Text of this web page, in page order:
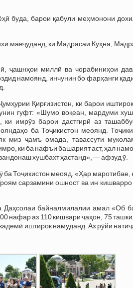
буда, барои қабули меҳмонони
мавҷуданд, ки Мадрасаи Кӯҳна,
ҷашнҳои миллӣ ва чорабиниҳои
намоянд, инчунин бо фарҳанги
Қирғизистон, ки барои
гуфт: «Шумо воқеан, мардуми
имрӯз барои дастгирӣ аз
ба Тоҷикистон меоянд.
миз ҷамъ омада, тавассути
ки ба нафъи башарият аст, ҳал
хушбахт ҳастанд», — афзуд ӯ.
ба Тоҷикистон меояд. «Ҳар маротибае,
сарзамини ошност ва ин кишварро
байналмилалии амал «Об
нафар аз 110 кишвари ҷаҳон, 75
иштирок намуданд. Аз рӯйи